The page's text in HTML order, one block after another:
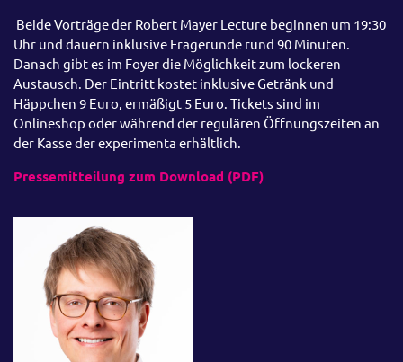
Beide Vorträge der Robert Mayer Lecture beginnen um 19:30
Uhr und dauern inklusive Fragerunde rund 90 Minuten.
Danach gibt es im Foyer die Möglichkeit zum lockeren
Austausch. Der Eintritt kostet inklusive Getränk und
Häppchen 9 Euro, ermäßigt 5 Euro. Tickets sind im
Onlineshop oder während der regulären Öffnungszeiten an
der Kasse der experimenta erhältlich.
Pressemitteilung zum Download (PDF)